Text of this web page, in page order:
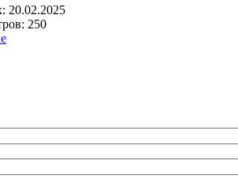
20.02.2025
250